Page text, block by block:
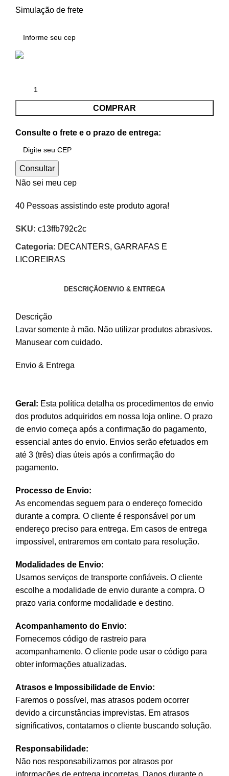
Simulação de frete
COMPRAR
Consulte o frete e o prazo de entrega:
Consultar
Não sei meu cep
40 Pessoas assistindo este produto agora!
SKU: c13ffb792c2c
Categoria: DECANTERS, GARRAFAS E
LICOREIRAS
DESCRIÇÃOENVIO & ENTREGA
Descrição
Lavar somente à mão. Não utilizar produtos abrasivos.
Manusear com cuidado.
Envio & Entrega
Geral: Esta política detalha os procedimentos de envio
dos produtos adquiridos em nossa loja online. O prazo
de envio começa após a confirmação do pagamento,
essencial antes do envio. Envios serão efetuados em
até 3 (três) dias úteis após a confirmação do
pagamento.
Processo de Envio:
As encomendas seguem para o endereço fornecido
durante a compra. O cliente é responsável por um
endereço preciso para entrega. Em casos de entrega
impossível, entraremos em contato para resolução.
Modalidades de Envio:
Usamos serviços de transporte confiáveis. O cliente
escolhe a modalidade de envio durante a compra. O
prazo varia conforme modalidade e destino.
Acompanhamento do Envio:
Fornecemos código de rastreio para
acompanhamento. O cliente pode usar o código para
obter informações atualizadas.
Atrasos e Impossibilidade de Envio:
Faremos o possível, mas atrasos podem ocorrer
devido a circunstâncias imprevistas. Em atrasos
significativos, contatamos o cliente buscando solução.
Responsabilidade:
Não nos responsabilizamos por atrasos por
informações de entrega incorretas. Danos durante o